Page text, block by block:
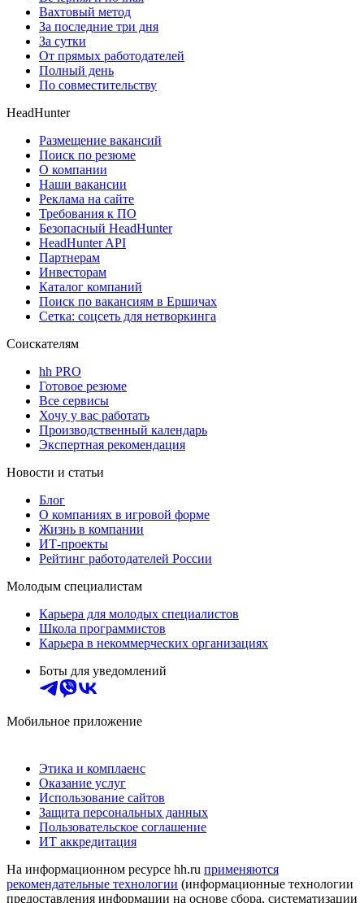
Вахтовый метод
За последние три дня
За сутки
От прямых работодателей
Полный день
По совместительству
HeadHunter
Размещение вакансий
Поиск по резюме
О компании
Наши вакансии
Реклама на сайте
Требования к ПО
Безопасный HeadHunter
HeadHunter API
Партнерам
Инвесторам
Каталог компаний
Поиск по вакансиям в Ершичах
Сетка: соцсеть для нетворкинга
Соискателям
hh PRO
Готовое резюме
Все сервисы
Хочу у вас работать
Производственный календарь
Экспертная рекомендация
Новости и статьи
Блог
О компаниях в игровой форме
Жизнь в компании
ИТ-проекты
Рейтинг работодателей России
Молодым специалистам
Карьера для молодых специалистов
Школа программистов
Карьера в некоммерческих организациях
Боты для уведомлений
Мобильное приложение
Этика и комплаенс
Оказание услуг
Использование сайтов
Защита персональных данных
Пользовательское соглашение
ИТ аккредитация
На информационном ресурсе hh.ru применяются
рекомендательные технологии (информационные технологии
предоставления информации на основе сбора, систематизации